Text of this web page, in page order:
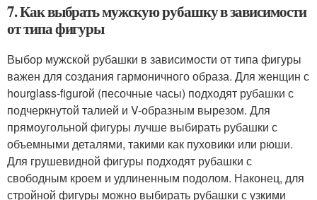
7. Как выбрать мужскую рубашку в зависимости
от типа фигуры
Выбор мужской рубашки в зависимости от типа фигуры
важен для создания гармоничного образа. Для женщин с
hourglass-figurой (песочные часы) подходят рубашки с
подчеркнутой талией и V-образным вырезом. Для
прямоугольной фигуры лучше выбирать рубашки с
объемными деталями, такими как пуховики или рюши.
Для грушевидной фигуры подходят рубашки с
свободным кроем и удлиненным подолом. Наконец, для
стройной фигуры можно выбирать рубашки с узкими